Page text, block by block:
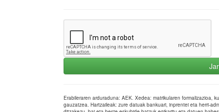
Erabileraren arduraduna: AEK. Xedea: matrikularen formalizazioa,
gauzatzea. Hartzaileak: zure datuak bankuari, inprentei eta herri-